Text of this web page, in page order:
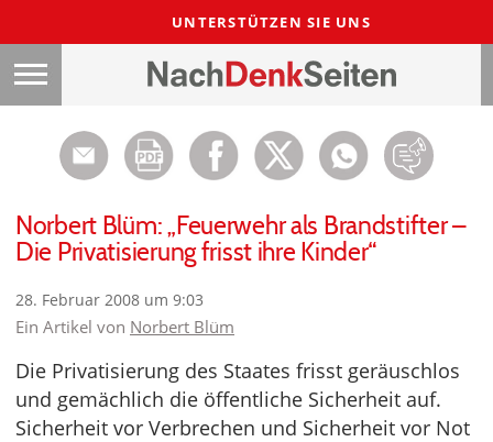
UNTERSTÜTZEN SIE UNS
Norbert Blüm: „Feuerwehr als Brandstifter –
Die Privatisierung frisst ihre Kinder“
28. Februar 2008 um 9:03
Ein Artikel von Norbert Blüm
Die Privatisierung des Staates frisst geräuschlos
und gemächlich die öffentliche Sicherheit auf.
Sicherheit vor Verbrechen und Sicherheit vor Not